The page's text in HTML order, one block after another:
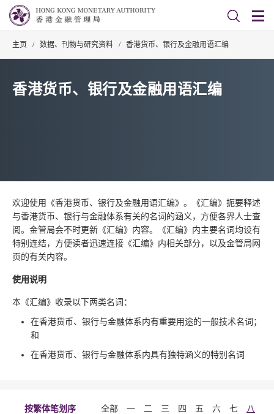
主页 / 数据、刊物与研究资料 / 香港货币、银行及金融用语汇编
香港货币、银行及金融用语汇编
欢迎使用《香港货币、银行及金融用语汇编》。《汇编》扼要释述
与香港货币、银行与金融体系有关的名词的涵义，方便各界人士查
阅。金管局会不时更新《汇编》内容。《汇编》内主要名词均设有
特别连结，方便读者迅速连接《汇编》内相关部分，以及金管局网
页的有关内容。
使用说明
本《汇编》收录以下两类名词：
在香港货币、银行与金融体系内有重要用途的一般技术名词；
和
在香港货币、银行与金融体系内具有独特涵义的特别名词
按繁体笔划序 全部 一 二 三 四 五 六 七 八